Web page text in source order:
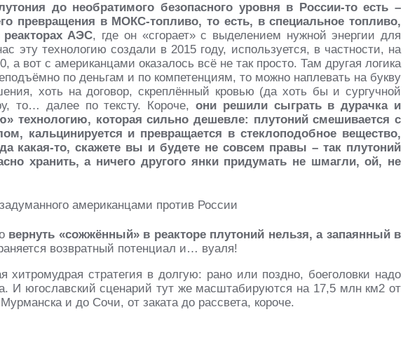
до необратимого безопасного уровня в России-то есть –
превращения в МОКС-топливо, то есть, в специальное топливо,
АЭС, где он «сгорает» с выделением нужной энергии для
эту технологию создали в 2015 году, используется, в частности, на
а вот с американцами оказалось всё не так просто. Там другая логика
по деньгам и по компетенциям, то можно наплевать на букву
хоть на договор, скреплённый кровью (да хоть бы и сургучной
то… далее по тексту. Короче,они решили сыграть в дурачка и
технологию, которая сильно дешевле: плутоний смешивается с
кальцинируется и превращается в стеклоподобное вещество,
какая-то, скажете вы и будете не совсем правы – так плутоний
хранить, а ничего другого янки придумать не шмагли, ой, не
вернуть «сожжённый» в реакторе плутоний нельзя, а запаянный в
возвратный потенциал и… вуаля!
хитромудрая стратегия в долгую: рано или поздно, боеголовки надо
И югославский сценарий тут же масштабируются на 17,5 млн км2 от
и до Сочи, от заката до рассвета, короче.